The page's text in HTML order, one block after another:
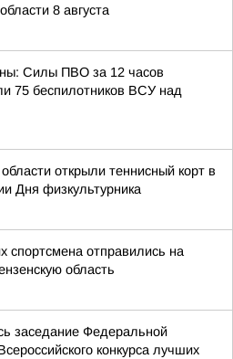
8 августа
Силы ПВО за 12 часов
75 беспилотников ВСУ над
открыли теннисный корт в
Дня физкультурника
спортсмена отправились на
область
заседание Федеральной
конкурса лучших